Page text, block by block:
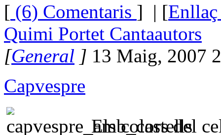
[ (6) Comentaris ] | [Enllaç
Quimi Portet Cantaautors
[General ] 13 Maig, 2007
Capvespre
Els colors del